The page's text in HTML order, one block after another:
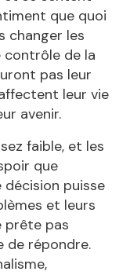
que quoi
changer les
contrôle de la
pas leur
leur vie
avenir.
faible, et les
que
puisse
et leurs
prête pas
de répondre.